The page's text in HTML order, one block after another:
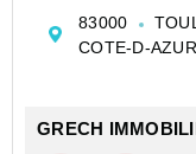
étage sur 6 avec
meublé, composé
83000
COTE-D-AZUR
GRECH